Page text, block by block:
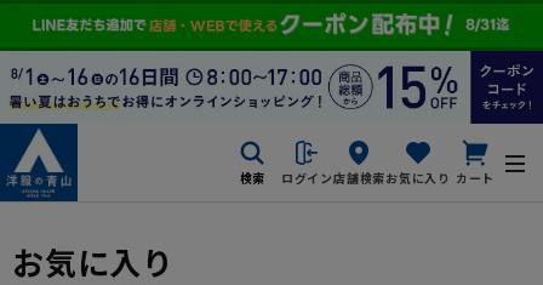
検索 ログイン店舗検索お気に入り カート
お気に入り